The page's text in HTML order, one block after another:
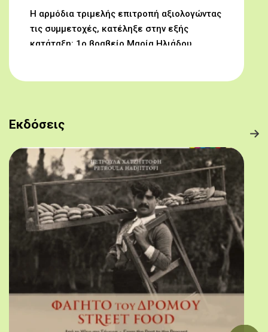
Η αρμόδια τριμελής επιτροπή αξιολογώντας
τις συμμετοχές, κατέληξε στην εξής
κατάταξη: 1ο βραβείο Μαρία Ηλιάδου,
Μαργαρίτα Αντωνίου, Δημοτικό Σχολείο
Βορόκληνης (Το κυπριακό παραδοσιακό
πρόγευμα)
Εκδόσεις